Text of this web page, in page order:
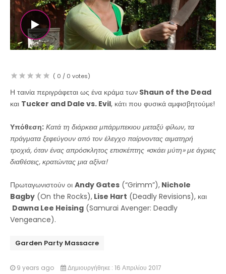
WATCH THE VIDEO
( 0 / 0 votes)
Η ταινία περιγράφεται ως ένα κράμα των Shaun of the Dead
και Tucker and Dale vs. Evil, κάτι που φυσικά αμφισβητούμε!
Υπόθεση: Κατά τη διάρκεια μπάρμπεκιου μεταξύ φίλων, τα
πράγματα ξεφεύγουν από τον έλεγχο παίρνοντας αιματηρή
τροχιά, όταν ένας απρόσκλητος επισκέπτης «σκάει μύτη» με άγριες
διαθέσεις, κρατώντας μια αξίνα!
Πρωταγωνιστούν οι Andy Gates (“Grimm”), Nichole
Bagby (On the Rocks), Lise Hart (Deadly Revisions), και
Dawna Lee Heising (Samurai Avenger: Deadly
Vengeance).
Garden Party Massacre
9 years ago Δημιουργήθηκε : 16 Απριλίου 2017